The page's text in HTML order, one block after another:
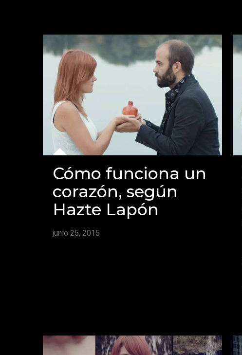
Cómo funciona un
corazón, según
Hazte Lapón
junio 25, 2015